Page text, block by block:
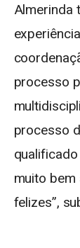
Almerinda
processo
processo
muito bem
felizes”,